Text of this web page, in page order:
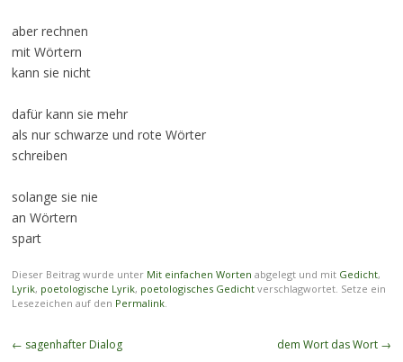
aber rechnen
mit Wörtern
kann sie nicht
dafür kann sie mehr
als nur schwarze und rote Wörter
schreiben
solange sie nie
an Wörtern
spart
Dieser Beitrag wurde unter Mit einfachen Worten abgelegt und mit Gedicht,
Lyrik, poetologische Lyrik, poetologisches Gedichtverschlagwortet. Setze ein
Lesezeichen auf den Permalink.
Beitragsnavigation
← sagenhafter Dialog dem Wort das Wort →